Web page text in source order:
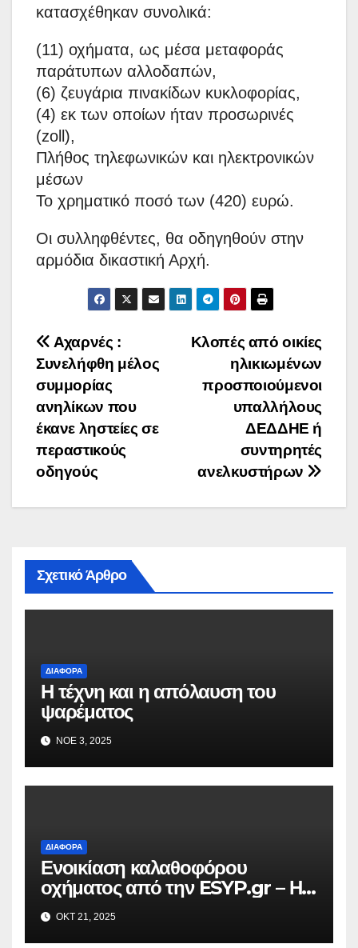
κατασχέθηκαν συνολικά:
(11) οχήματα, ως μέσα μεταφοράς
παράτυπων αλλοδαπών,
(6) ζευγάρια πινακίδων κυκλοφορίας,
(4) εκ των οποίων ήταν προσωρινές
(zoll),
Πλήθος τηλεφωνικών και ηλεκτρονικών
μέσων
Το χρηματικό ποσό των (420) ευρώ.
Οι συλληφθέντες, θα οδηγηθούν στην
αρμόδια δικαστική Αρχή.
Πλοήγηση
άρθρων
Κλοπές από οικίες
ηλικιωμένων
προσποιούμενοι
υπαλλήλους
ΔΕΔΔΗΕ ή
συντηρητές
ανελκυστήρων
Αχαρνές :
Συνελήφθη μέλος
συμμορίας
ανηλίκων που
έκανε ληστείες σε
περαστικούς
οδηγούς
Σχετικό Άρθρο
ΔΙΆΦΟΡΑ
Η τέχνη και η απόλαυση του
ψαρέματος
ΝΟΈ 3, 2025
ΔΙΆΦΟΡΑ
Ενοικίαση καλαθοφόρου
οχήματος από την ESYP.gr – Η
αξιόπιστη λύση για κάθε εργασία
σε ύψος
ΟΚΤ 21, 2025